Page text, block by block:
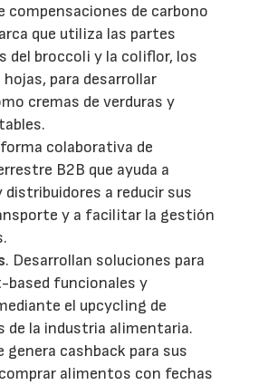
compensaciones de carbono
que utiliza las partes
del broccoli y la coliflor, los
para desarrollar
cremas de verduras y
colaborativa de
B2B que ayuda a
a reducir sus
y a facilitar la gestión
. Desarrollan soluciones para
based funcionales y
el upcycling de
de la industria alimentaria.
genera cashback para sus
alimentos con fechas